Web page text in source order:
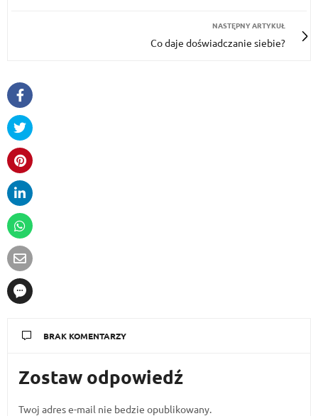
NASTĘPNY ARTYKUŁ
Co daje doświadczanie siebie?
BRAK KOMENTARZY
Zostaw odpowiedź
Twoj adres e-mail nie bedzie opublikowany.